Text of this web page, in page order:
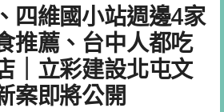
四維國小站週邊4家
推薦、台中人都吃
｜立彩建設北屯文
案即將公開